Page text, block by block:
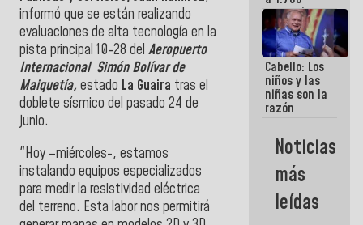
informó que se están realizando
evaluaciones de alta tecnología en la
pista principal 10-28 del Aeropuerto
Internacional Simón Bolívar de
Maiquetía, estado La Guaira tras el
doblete sísmico del pasado 24 de
junio.
"Hoy –miércoles-, estamos
instalando equipos especializados
para medir la resistividad eléctrica
del terreno. Esta labor nos permitirá
comerciantes
y
emprendedores
afectados
por
terremotos
Cabello: Los
niños y las
niñas son la
razón
fundamental
de todo lo
que
estamos
haciendo
Noticias
más
leídas